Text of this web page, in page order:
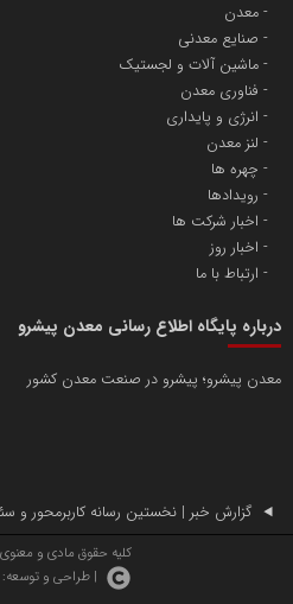
معدن
صنایع معدنی
ماشین آلات و لجستیک
فناوری معدن
انرژی و پایداری
لنز معدن
چهره ها
رویدادها
اخبار شرکت ها
اخبار روز
ارتباط با ما
درباره پایگاه اطلاع رسانی معدن پیشرو
معدن پیشرو؛ پیشرو در صنعت معدن کشور
گزارش خبر | نخستین رسانه کاربرمحور و
کلیه حقوق مادی و
| طراحی و توسعه: